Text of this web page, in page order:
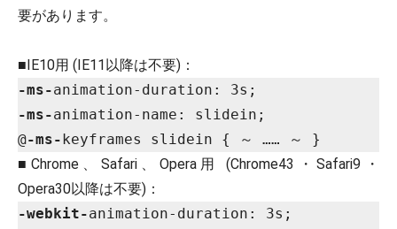
要があります。
■IE10用 (IE11以降は不要)：
-ms-
-ms-animation-name: slidein;
@-ms-
■Chrome、Safari、Opera用 (Chrome43・Safari9・
Opera30以降は不要)：
-webkit-